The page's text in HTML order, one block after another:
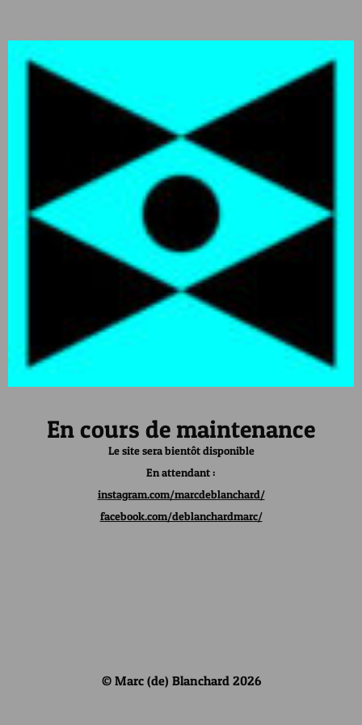
En cours de maintenance
Le site sera bientôt disponible
En attendant :
instagram.com/marcdeblanchard/
facebook.com/deblanchardmarc/
© Marc (de) Blanchard 2026